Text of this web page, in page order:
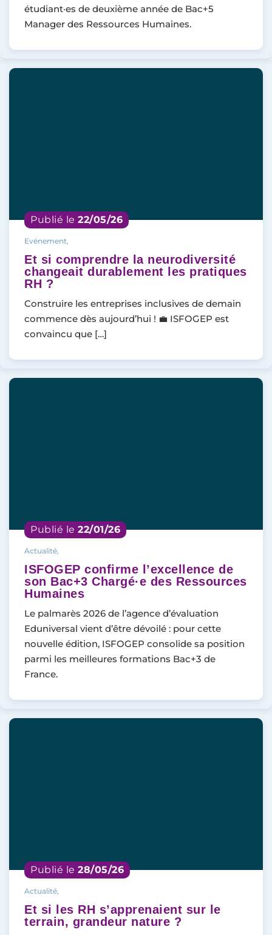
étudiant·es de deuxième année de Bac+5
Manager des Ressources Humaines.
Publié le 22/05/26
Evénement,
Et si comprendre la neurodiversité
changeait durablement les pratiques
RH ?
Construire les entreprises inclusives de demain
commence dès aujourd’hui ! 💼 ISFOGEP est
convaincu que […]
Publié le 22/01/26
Actualité,
ISFOGEP confirme l’excellence de
son Bac+3 Chargé·e des Ressources
Humaines
Le palmarès 2026 de l’agence d’évaluation
Eduniversal vient d’être dévoilé : pour cette
nouvelle édition, ISFOGEP consolide sa position
parmi les meilleures formations Bac+3 de
France.
Publié le 28/05/26
Actualité,
Et si les RH s’apprenaient sur le
terrain, grandeur nature ?